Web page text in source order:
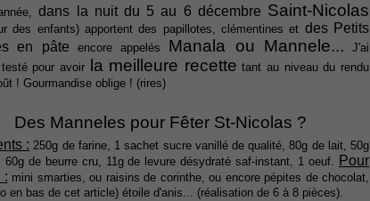
dans la nuit du 5 au 6 décembre Saint-Nicolas
des enfants) apportent des papillotes, clémentines et des Petits
en pâte encore appelés Manala ou Mannele... J'ai
pour avoir
la meilleure recette tant au niveau du rendu
! Gourmandise oblige ! (rires)
Des Manneles pour Fêter St-Nicolas ?
: 250g de farine, 1 sachet sucre vanillé de qualité, 80g de lait, 50g
60g de beurre cru, 11g de levure désydraté saf-instant, 1 oeuf. Pour
: mini smarties, ou raisins de corinthe, ou encore pépites de chocolat,
en bas de cet article) étoile d'anis... (réalisation de 6 à 8 pièces).